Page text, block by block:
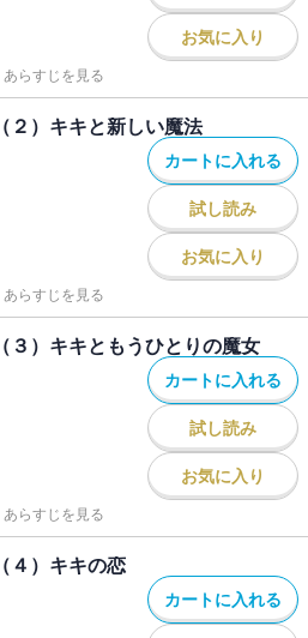
お気に入り
あらすじを見る
）キキと新しい魔法
カートに入れる
試し読み
お気に入り
あらすじを見る
）キキともうひとりの魔女
カートに入れる
試し読み
お気に入り
あらすじを見る
）キキの恋
カートに入れる